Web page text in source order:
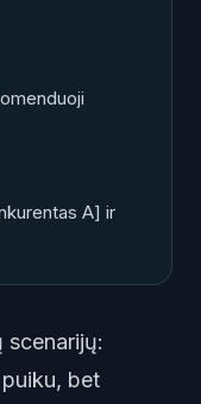
A] ir
scenarijų:
bet